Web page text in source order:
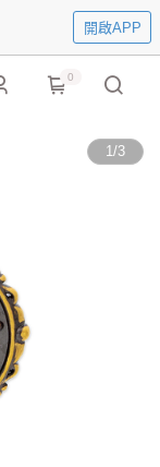
開啟APP
0
1/3